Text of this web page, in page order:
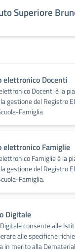
Superiore
elettronico Docenti
Docenti è la
gestione del Registro
Famiglia
elettronico Famiglie
Famiglie è la
gestione del Registro
Famiglia.
Digitale
consente alle
alle specifiche
in merito alla